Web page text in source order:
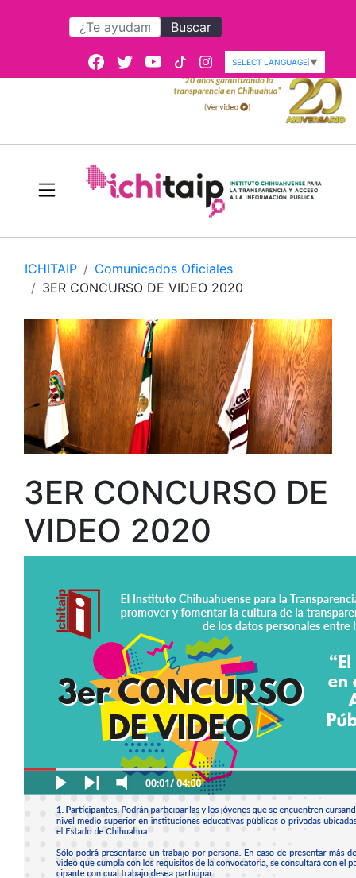
Buscar
SELECT LANGUAGE ▼
ICHITAIP
Comunicados Oficiales
3ER CONCURSO DE VIDEO 2020
3ER CONCURSO DE
VIDEO 2020